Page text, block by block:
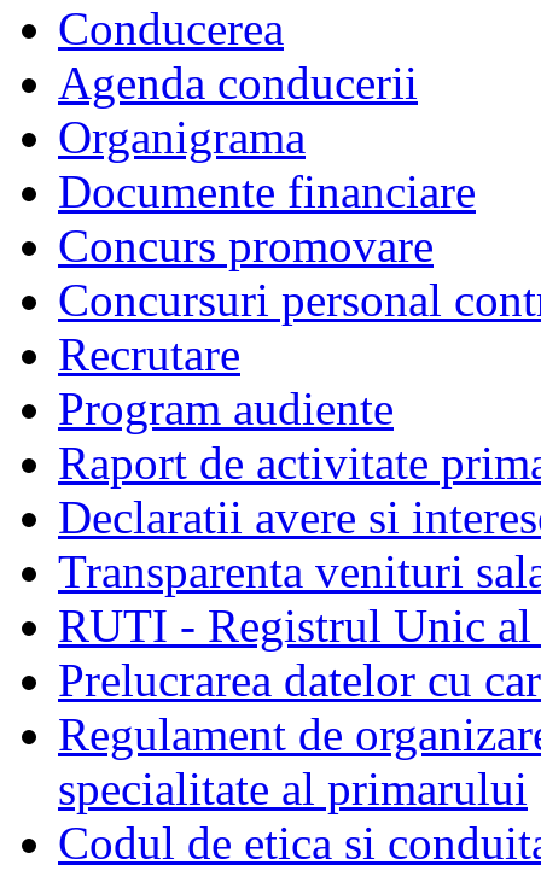
Conducerea
Agenda conducerii
Organigrama
Documente financiare
Concurs promovare
Concursuri personal
Recrutare
Program audiente
Raport de activitate
Declaratii avere si
Transparenta venituri
RUTI - Registrul Unic al
Prelucrarea datelor cu
Regulament de
specialitate al primarului
Codul de etica si